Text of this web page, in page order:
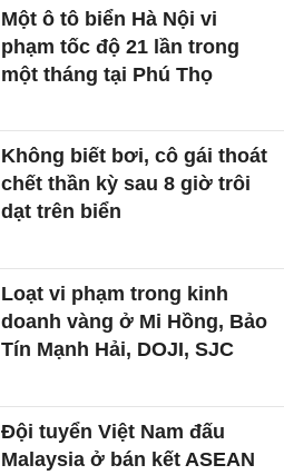
Một ô tô biển Hà Nội vi
phạm tốc độ 21 lần trong
một tháng tại Phú Thọ
Không biết bơi, cô gái thoát
chết thần kỳ sau 8 giờ trôi
dạt trên biển
Loạt vi phạm trong kinh
doanh vàng ở Mi Hồng, Bảo
Tín Mạnh Hải, DOJI, SJC
Đội tuyển Việt Nam đấu
Malaysia ở bán kết ASEAN